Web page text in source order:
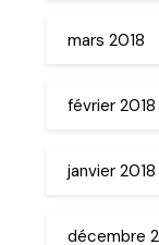
mars 2018
février 2018
janvier 2018
décembre